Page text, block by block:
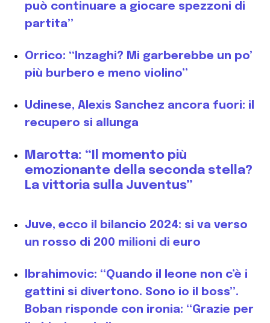
può continuare a giocare spezzoni di
partita”
Orrico: “Inzaghi? Mi garberebbe un po’
più burbero e meno violino”
Udinese, Alexis Sanchez ancora fuori: il
recupero si allunga
Marotta: “Il momento più
emozionante della seconda stella?
La vittoria sulla Juventus”
Juve, ecco il bilancio 2024: si va verso
un rosso di 200 milioni di euro
Ibrahimovic: “Quando il leone non c’è i
gattini si divertono. Sono io il boss”.
Boban risponde con ironia: “Grazie per